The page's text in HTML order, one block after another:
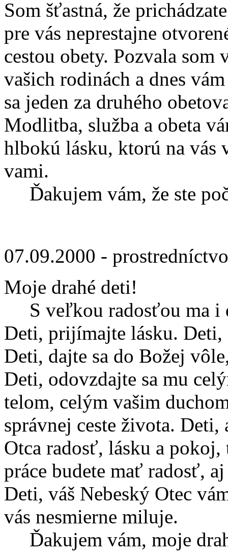
Som šťastná, že
pre vás neprestajne
cestou obety. Pozvala
vašich rodinách a dnes
sa jeden za druhého
Modlitba, služba a obeta
hlbokú lásku, ktorú na vás
vami.
Ďakujem vám, že ste
07.09.2000 -
Moje drahé deti!
S veľkou radosťou ma i
Deti, prijímajte lásku. Deti,
Deti, dajte sa do Božej
Deti, odovzdajte sa mu
telom, celým vašim
správnej ceste života.
Otca radosť, lásku a
práce budete mať radosť,
Deti, váš Nebeský Otec
vás nesmierne miluje.
Ďakujem vám, moje